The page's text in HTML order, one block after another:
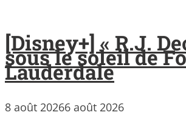
[Disney+] « R.J.
sous le soleil de
Lauderdale
8 août 20266 août 2026